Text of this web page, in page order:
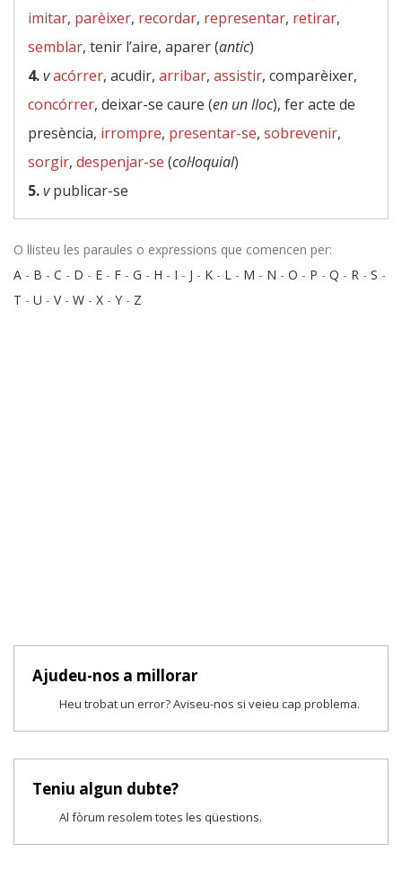
imitar, parèixer, recordar, representar, retirar,
semblar, tenir l’aire, aparer (antic)
4.vacórrer, acudir, arribar, assistir, comparèixer,
concórrer, deixar-se caure (en un lloc), fer acte de
presència, irrompre, presentar-se, sobrevenir,
sorgir, despenjar-se (col·loquial)
5.vpublicar-se
O llisteu les paraules o expressions que comencen per:
A - B - C - D - E - F - G - H - I - J - K - L - M - N - O - P - Q - R - S -
T - U - V- W - X - Y - Z
Ajudeu-nos a millorar
Heu trobat un error? Aviseu-nos si veieu cap problema.
Teniu algun dubte?
Al fòrum resolem totes les qüestions.